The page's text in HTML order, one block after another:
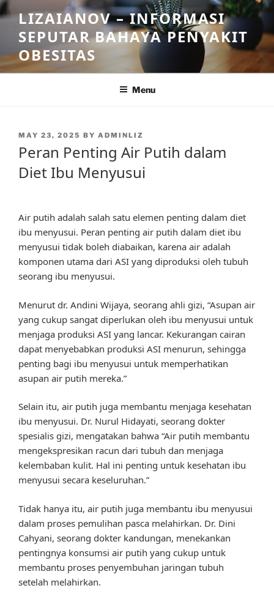
Skip
to
content
LIZAIANOV – INFORMASI
SEPUTAR BAHAYA PENYAKIT
OBESITAS
Menu
POSTED
MAY 23, 2025 BY ADMINLIZ
Peran Penting Air Putih dalam
Diet Ibu Menyusui
Air putih adalah salah satu elemen penting dalam diet
ibu menyusui. Peran penting air putih dalam diet ibu
menyusui tidak boleh diabaikan, karena air adalah
komponen utama dari ASI yang diproduksi oleh tubuh
seorang ibu menyusui.
Menurut dr. Andini Wijaya, seorang ahli gizi, “Asupan air
yang cukup sangat diperlukan oleh ibu menyusui untuk
menjaga produksi ASI yang lancar. Kekurangan cairan
dapat menyebabkan produksi ASI menurun, sehingga
penting bagi ibu menyusui untuk memperhatikan
asupan air putih mereka.”
Selain itu, air putih juga membantu menjaga kesehatan
ibu menyusui. Dr. Nurul Hidayati, seorang dokter
spesialis gizi, mengatakan bahwa “Air putih membantu
mengekspresikan racun dari tubuh dan menjaga
kelembaban kulit. Hal ini penting untuk kesehatan ibu
menyusui secara keseluruhan.”
Tidak hanya itu, air putih juga membantu ibu menyusui
dalam proses pemulihan pasca melahirkan. Dr. Dini
Cahyani, seorang dokter kandungan, menekankan
pentingnya konsumsi air putih yang cukup untuk
membantu proses penyembuhan jaringan tubuh
setelah melahirkan.